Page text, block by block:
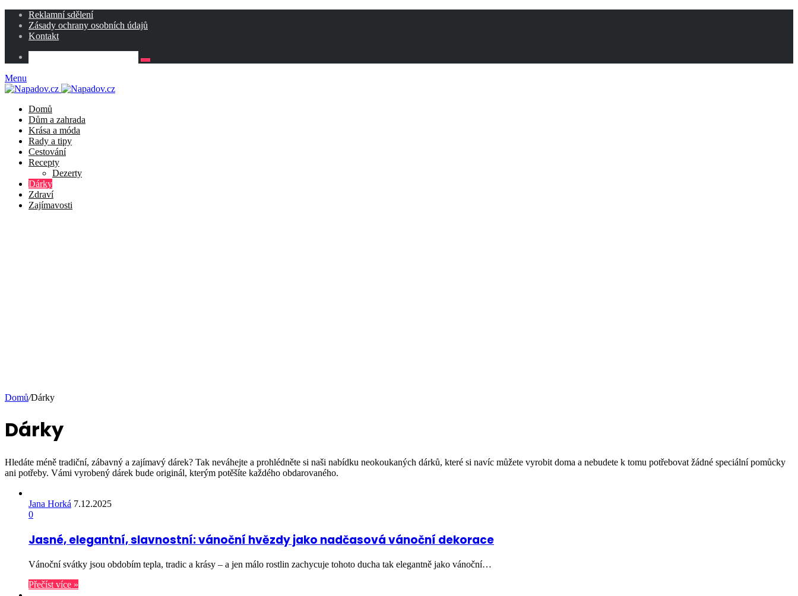
Reklamní sdělení
Zásady ochrany osobních údajů
Kontakt
Menu
Domů
Dům a zahrada
Krása a móda
Rady a tipy
Cestování
Recepty
Dezerty
Dárky
Zdraví
Zajímavosti
Domů/Dárky
Dárky
Hledáte méně tradiční, zábavný a zajímavý dárek? Tak neváhejte a prohlédněte si naši nabídku neokoukaných dárků, které si navíc můžete vyrobit doma a nebudete k tomu potřebovat žádné speciální pomůcky
ani potřeby. Vámi vyrobený dárek bude originál, kterým potěšíte každého obdarovaného.
Jana Horká 7.12.2025
0
Jasné, elegantní, slavnostní: vánoční hvězdy jako nadčasová vánoční dekorace
Vánoční svátky jsou obdobím tepla, tradic a krásy – a jen málo rostlin zachycuje tohoto ducha tak elegantně jako vánoční…
Přečíst více »